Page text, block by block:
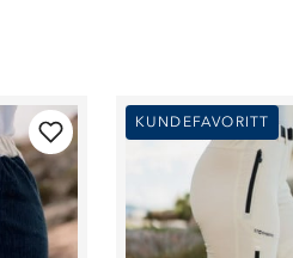
KUNDEFAVORITT